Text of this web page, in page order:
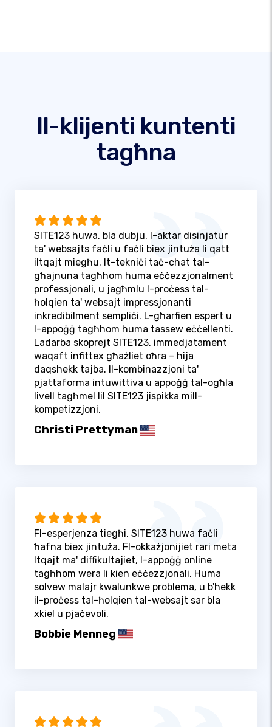
Il-klijenti kuntenti
tagħna
SITE123 huwa, bla dubju, l-aktar disinjatur
ta' websajts faċli u faċli biex jintuża li qatt
iltqajt miegħu. It-tekniċi taċ-chat tal-
għajnuna tagħhom huma eċċezzjonalment
professjonali, u jagħmlu l-proċess tal-
ħolqien ta' websajt impressjonanti
inkredibilment sempliċi. L-għarfien espert u
l-appoġġ tagħhom huma tassew eċċellenti.
Ladarba skoprejt SITE123, immedjatament
waqaft infittex għażliet oħra – hija
daqshekk tajba. Il-kombinazzjoni ta'
pjattaforma intuwittiva u appoġġ tal-ogħla
livell tagħmel lil SITE123 jispikka mill-
kompetizzjoni.
Christi Prettyman
Fl-esperjenza tiegħi, SITE123 huwa faċli
ħafna biex jintuża. Fl-okkażjonijiet rari meta
ltqajt ma' diffikultajiet, l-appoġġ online
tagħhom wera li kien eċċezzjonali. Huma
solvew malajr kwalunkwe problema, u b'hekk
il-proċess tal-ħolqien tal-websajt sar bla
xkiel u pjaċevoli.
Bobbie Menneg